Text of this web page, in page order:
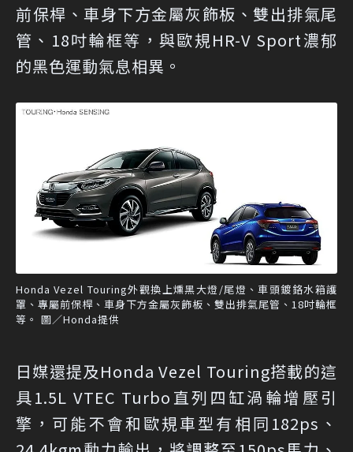
前保桿、車身下方金屬灰飾板、雙出排氣尾
管、18吋輪框等，與歐規HR-V Sport濃郁
的黑色運動氣息相異。
Honda Vezel Touring外觀換上燻黑大燈/尾燈、車頭鍍鉻水箱護
罩、專屬前保桿、車身下方金屬灰飾板、雙出排氣尾管、18吋輪框
等。 圖／Honda提供
日媒還提及Honda Vezel Touring搭載的這
具1.5L VTEC Turbo直列四缸渦輪增壓引
擎，可能不會和歐規車型有相同182ps、